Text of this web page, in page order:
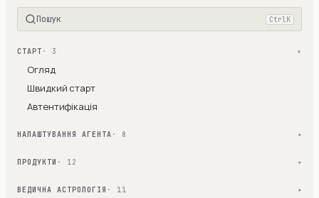
Пошук Ctrl K
СТАРТ · 3 ▾
Огляд
Швидкий старт
Автентифікація
НАЛАШТУВАННЯ АГЕНТА · 8 ▾
ПРОДУКТИ · 12 ▾
ВЕДИЧНА АСТРОЛОГІЯ · 11 ▾